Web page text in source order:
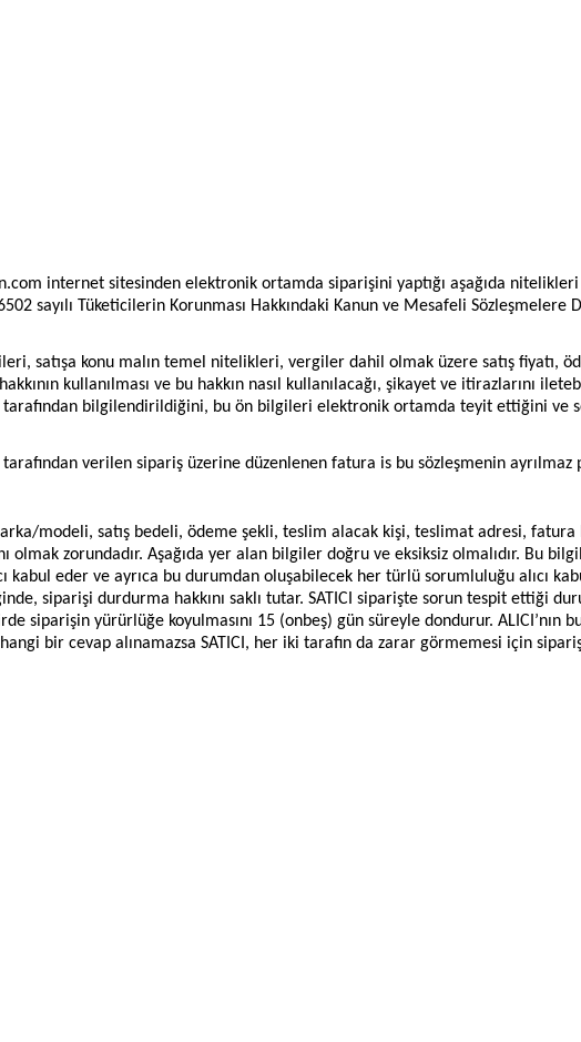
internet sitesinden elektronik ortamda siparişini yaptığı aşağıda
sayılı Tüketicilerin Korunması Hakkındaki Kanun ve Mesafeli
satışa konu malın temel nitelikleri, vergiler dahil olmak üzere satış fiyatı,
kullanılması ve bu hakkın nasıl kullanılacağı, şikayet ve itirazlarını
tarafından bilgilendirildiğini, bu ön bilgileri elektronik ortamda teyit ettiğini ve
verilen sipariş üzerine düzenlenen fatura is bu sözleşmenin ayrılmaz
modeli, satış bedeli, ödeme şekli, teslim alacak kişi, teslimat adresi,
zorundadır. Aşağıda yer alan bilgiler doğru ve eksiksiz olmalıdır. Bu
kabul eder ve ayrıca bu durumdan oluşabilecek her türlü sorumluluğu alıcı
siparişi durdurma hakkını saklı tutar. SATICI siparişte sorun tespit ettiği
siparişin yürürlüğe koyulmasını 15 (onbeş) gün süreyle dondurur. ALICI’nın
bir cevap alınamazsa SATICI, her iki tarafın da zarar görmemesi için